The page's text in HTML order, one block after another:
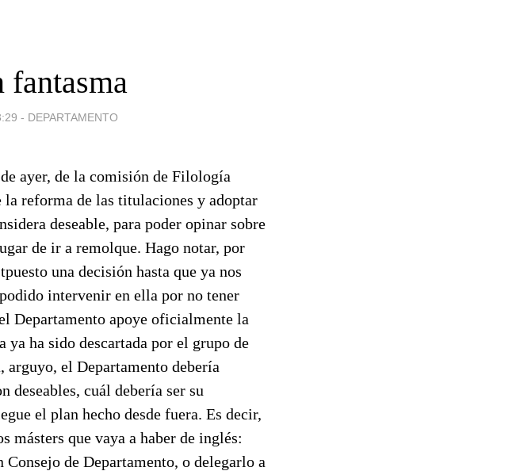
- DEPARTAMENTO
ayer, de la comisión de Filología
reforma de las titulaciones y adoptar
deseable, para poder opinar sobre
de ir a remolque. Hago notar, por
una decisión hasta que ya nos
intervenir en ella por no tener
Departamento apoye oficialmente la
ya ha sido descartada por el grupo de
arguyo, el Departamento debería
deseables, cuál debería ser su
el plan hecho desde fuera. Es decir,
másters que vaya a haber de inglés:
de Departamento, o delegarlo a